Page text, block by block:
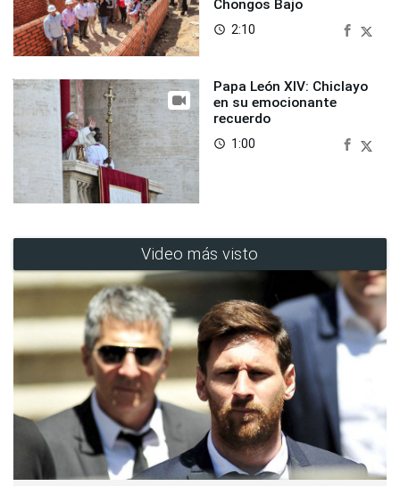
Chongos Bajo
access_time 2:10
Papa León XIV: Chiclayo
en su emocionante
recuerdo
access_time 1:00
Video más visto